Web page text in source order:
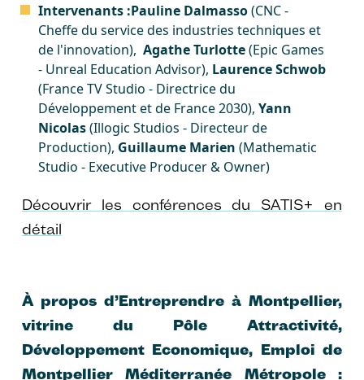
Intervenants :Pauline Dalmasso(CNC -
Cheffe du service des industries techniques et
de l'innovation), Agathe Turlotte(Epic Games
- Unreal Education Advisor), Laurence Schwob
(France TV Studio - Directrice du
Développement et de France 2030), Yann
Nicolas(Illogic Studios - Directeur de
Production), Guillaume Marien (Mathematic
Studio - Executive Producer & Owner)
Découvrir les conférences du SATIS+ en
détail
À propos d’Entreprendre à Montpellier,
vitrine du Pôle Attractivité,
Développement Economique, Emploi de
Montpellier Méditerranée Métropole :